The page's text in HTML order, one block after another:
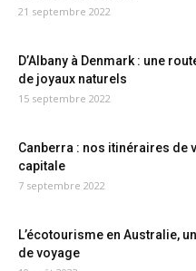
21 septembre 2022
D’Albany à Denmark : une
de joyaux naturels
15 septembre 2022
Canberra : nos itinéraires de
capitale
7 septembre 2022
L’écotourisme en Australie,
de voyage